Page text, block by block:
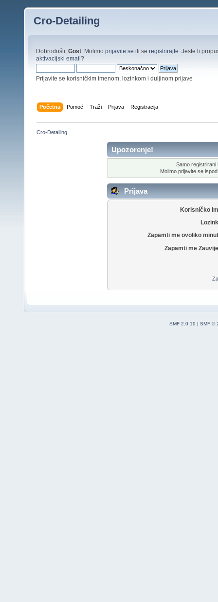
Cro-Detailing
Dobrodošli, Gost . Molimo prijavite se ili se registrirajte . Jeste li
aktivacijski email?
Prijavite se korisničkim imenom, lozinkom i duljinom prijave
Početna Pomoć Traži Prijava Registracija
Cro-Detailing
Upozorenje!
Samo registrirani
Molimo prijavite se
Prijava
Korisničko
Zapamti me ovoliko
Zapamti me
SMF 2.0.19 | SMF ©